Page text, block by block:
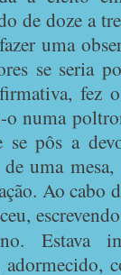
de doze a
uma
se seria
fez
numa
se pôs a
uma
Ao cabo
Estava
adormecido,